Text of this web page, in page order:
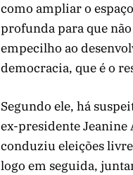
como ampliar o
profunda para que
empecilho ao
democracia, que é o
Segundo ele, há
ex-presidente Jeanine
conduziu eleições
logo em seguida,